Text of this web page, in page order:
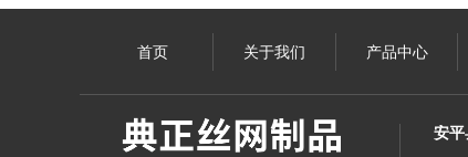
首页 关于我们 产品中心
安平